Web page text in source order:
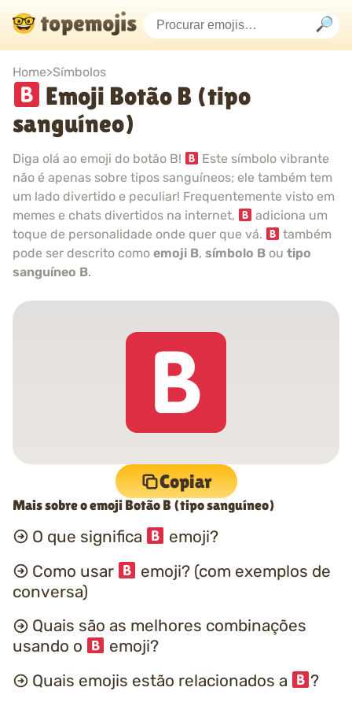
Home>Símbolos
Emoji Botão B (tipo
sanguíneo)
Diga olá ao emoji do botão B!
Este símbolo vibrante
não é apenas sobre tipos sanguíneos; ele também tem
um lado divertido e peculiar! Frequentemente visto em
memes e chats divertidos na internet,
adiciona um
toque de personalidade onde quer que vá.
também
pode ser descrito como emoji B, símbolo B ou tipo
sanguíneo B.
Copiar
Mais sobre o emoji Botão B (tipo sanguíneo)
O que significa
emoji?
Como usar
emoji? (com exemplos de
conversa)
Quais são as melhores combinações
usando o
emoji?
Quais emojis estão relacionados a
?